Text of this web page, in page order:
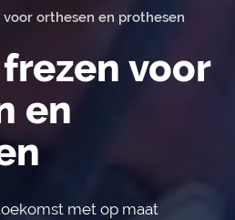
voor orthesen en prothesen
voor
en
met op maat